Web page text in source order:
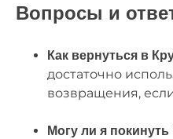
Вопросы и
Как вернуться в
достаточно
возвращения,
Могу ли я